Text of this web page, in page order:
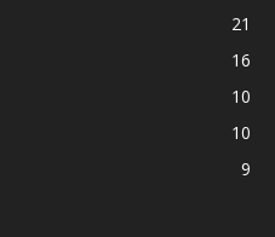
21
16
10
10
9